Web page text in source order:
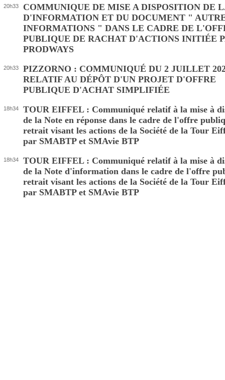
20h33
COMMUNIQUE DE MISE A DISPOSITION DE
D'INFORMATION ET DU DOCUMENT "
INFORMATIONS " DANS LE CADRE DE
PUBLIQUE DE RACHAT D'ACTIONS INITIÉE
PRODWAYS
20h33
PIZZORNO : COMMUNIQUÉ DU 2 JUILLET
RELATIF AU DÉPÔT D'UN PROJET D'OFFRE
PUBLIQUE D'ACHAT SIMPLIFIÉE
18h34
TOUR EIFFEL : Communiqué relatif à la mise à
de la Note en réponse dans le cadre de l'offre
retrait visant les actions de la Société de la Tour
par SMABTP et SMAvie BTP
18h34
TOUR EIFFEL : Communiqué relatif à la mise à
de la Note d'information dans le cadre de l'offre
retrait visant les actions de la Société de la Tour
par SMABTP et SMAvie BTP